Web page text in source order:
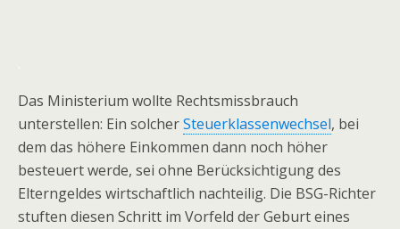
Das Ministerium wollte Rechtsmissbrauch
unterstellen: Ein solcherSteuerklassenwechsel, bei
dem das höhere Einkommen dann noch höher
besteuert werde, sei ohne Berücksichtigung des
Elterngeldes wirtschaftlich nachteilig. Die BSG-Richter
stuften diesen Schritt im Vorfeld der Geburt eines